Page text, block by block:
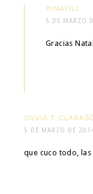
PINAFILI
5 DE MARZO
Gracias
SILVIA T.
5 DE MARZO DE
que cuco todo, las